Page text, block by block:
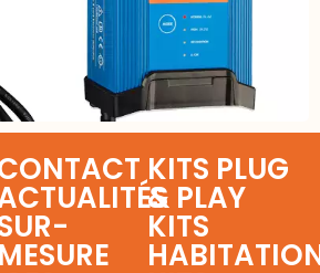
MESURE
KITS PLUG
& PLAY
KITS